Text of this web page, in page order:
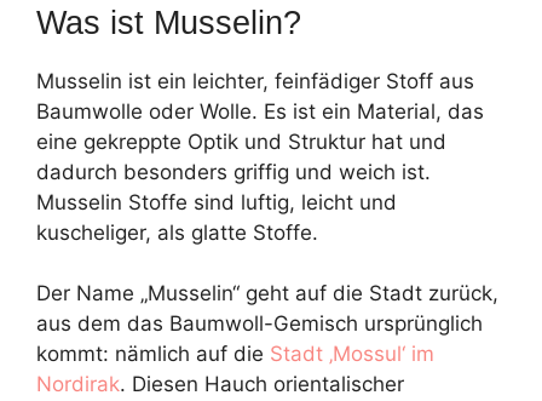
Was ist Musselin?
Musselin ist ein leichter, feinfädiger Stoff aus
Baumwolle oder Wolle. Es ist ein Material, das
eine gekreppte Optik und Struktur hat und
dadurch besonders griffig und weich ist.
Musselin Stoffe sind luftig, leicht und
kuscheliger, als glatte Stoffe.
Der Name „Musselin“ geht auf die Stadt zurück,
aus dem das Baumwoll-Gemisch ursprünglich
kommt: nämlich auf die Stadt ‚Mossul‘ im
Nordirak. Diesen Hauch orientalischer